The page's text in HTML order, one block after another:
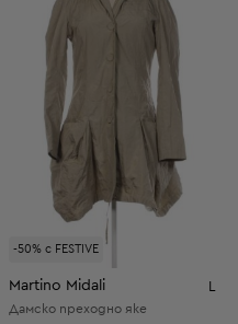
-50% с FESTIVE
Martino Midali
Дамско преходно яке